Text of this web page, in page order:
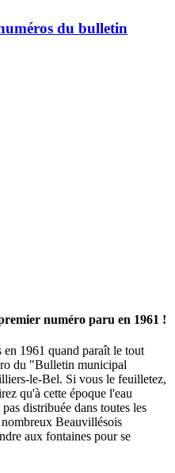
du bulletin
numéro paru en 1961 !
en 1961 quand paraît le tout
du "Bulletin municipal
le-Bel. Si vous le feuilletez,
qu'à cette époque l'eau
distribuée dans toutes les
nombreux Beauvillésois
aux fontaines pour se